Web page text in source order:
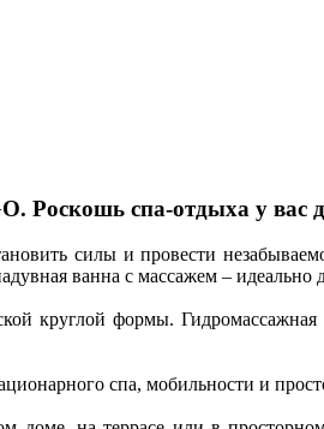
Роскошь спа-отдыха у вас
силы и провести
ванна с массажем – идеально
круглой формы.
спа, мобильности и